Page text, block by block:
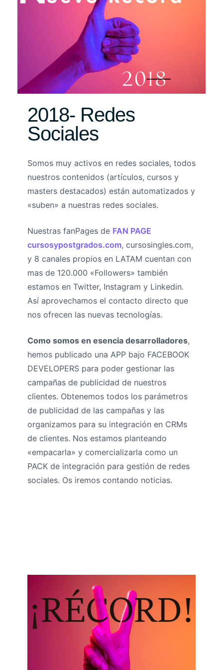
2018- Redes
Sociales
Somos muy activos en redes sociales, todos
nuestros contenidos (artículos, cursos y
masters destacados) están automatizados y
«suben» a nuestras redes sociales.
Nuestras fanPages de FAN PAGE
cursosypostgrados.com, cursosingles.com,
y 8 canales propios en LATAM cuentan con
mas de 120.000 «Followers» también
estamos en Twitter, Instagram y Linkedin.
Así aprovechamos el contacto directo que
nos ofrecen las nuevas tecnologías.
Como somos en esencia desarrolladores,
hemos publicado una APP bajo FACEBOOK
DEVELOPERS para poder gestionar las
campañas de publicidad de nuestros
clientes. Obtenemos todos los parámetros
de publicidad de las campañas y las
organizamos para su integración en CRMs
de clientes. Nos estamos planteando
«empacarla» y comercializarla como un
PACK de integración para gestión de redes
sociales. Os iremos contando noticias.